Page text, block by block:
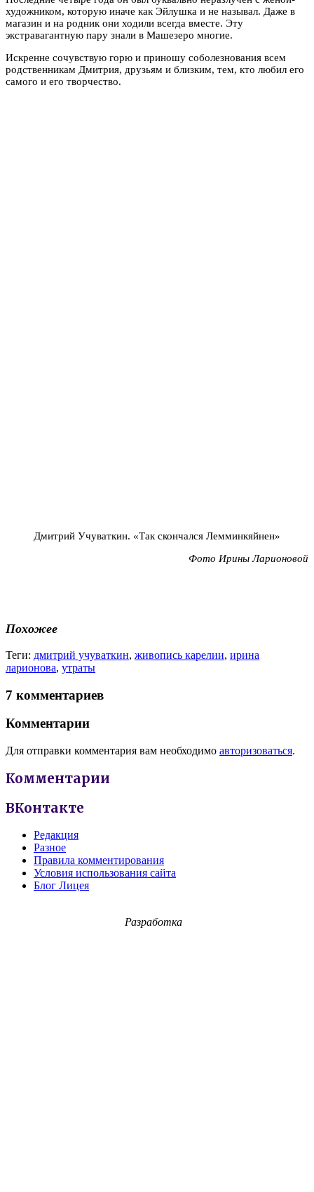
художником, которую иначе как Эйлушка и не называл. Даже в
магазин и на родник они ходили всегда вместе. Эту
экстравагантную пару знали в Машезеро многие.
Искренне сочувствую горю и приношу соболезнования всем
родственникам Дмитрия, друзьям и близким, тем, кто любил его
самого и его творчество.
Дмитрий Учуваткин. «Так скончался Лемминкяйнен»
Фото Ирины Ларионовой
Похожее
Теги: дмитрий учуваткин, живопись карелии, ирина
ларионова, утраты
7 комментариев
Комментарии
Для отправки комментария вам необходимо авторизоваться.
Комментарии
ВКонтакте
Редакция
Разное
Правила комментирования
Условия использования сайта
Блог Лицея
Разработка